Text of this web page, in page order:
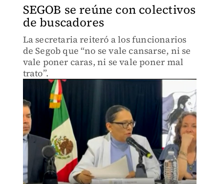
SEGOB se reúne con colectivos
de buscadores
La secretaria reiteró a los funcionarios
de Segob que “no se vale cansarse, ni se
vale poner caras, ni se vale poner mal
trato”.